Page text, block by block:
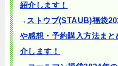
紹介します！
→ ストウブ(STAUB)福袋
や感想・予約購入方法ま
介します！